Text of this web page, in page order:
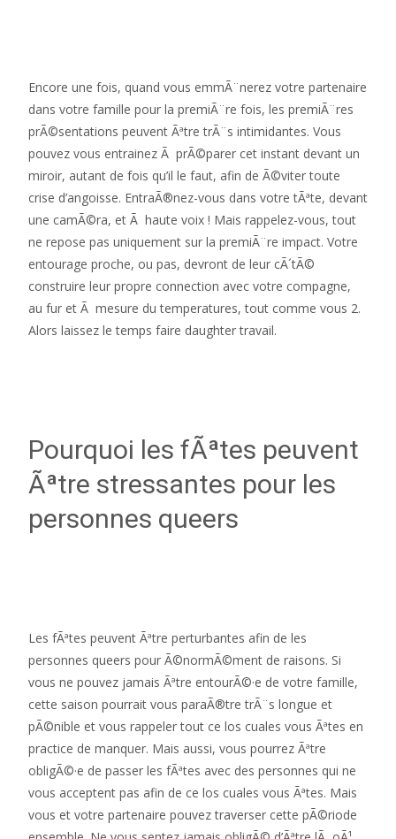
Encore une fois, quand vous emmÃ¨nerez votre partenaire
dans votre famille pour la premiÃ¨re fois, les premiÃ¨res
prÃ©sentations peuvent Ãªtre trÃ¨s intimidantes. Vous
pouvez vous entrainez Ã prÃ©parer cet instant devant un
miroir, autant de fois qu’il le faut, afin de Ã©viter toute
crise d’angoisse. EntraÃ®nez-vous dans votre tÃªte, devant
une camÃ©ra, et Ã haute voix ! Mais rappelez-vous, tout
ne repose pas uniquement sur la premiÃ¨re impact. Votre
entourage proche, ou pas, devront de leur cÃ´tÃ©
construire leur propre connection avec votre compagne,
au fur et Ã mesure du temperatures, tout comme vous 2.
Alors laissez le temps faire daughter travail.
Pourquoi les fÃªtes peuvent
Ãªtre stressantes pour les
personnes queers
Les fÃªtes peuvent Ãªtre perturbantes afin de les
personnes queers pour Ã©normÃ©ment de raisons. Si
vous ne pouvez jamais Ãªtre entourÃ©·e de votre famille,
cette saison pourrait vous paraÃ®tre trÃ¨s longue et
pÃ©nible et vous rappeler tout ce los cuales vous Ãªtes en
practice de manquer. Mais aussi, vous pourrez Ãªtre
obligÃ©·e de passer les fÃªtes avec des personnes qui ne
vous acceptent pas afin de ce los cuales vous Ãªtes. Mais
vous et votre partenaire pouvez traverser cette pÃ©riode